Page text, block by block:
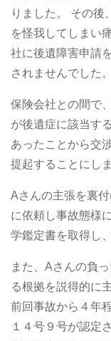
りました。
その後
を怪我してしまい
社に後遺障害申請
されませんでした。
保険会社との間で
が後遺症に該当す
あったことから交
提起することにし
Aさんの主張を裏
に依頼し事故態様
学鑑定書を取得し
また、Aさんの負
る根拠を説得的に
前回事故から４年
１４号９号が認定